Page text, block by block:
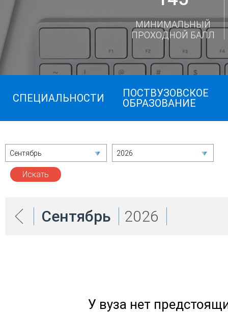
МИНИМАЛЬНЫЙ
ПРОХОДНОЙ БАЛЛ
СПЕЦИАЛЬНОСТИ
ПОСТВУЗОВСКОЕ
ОБРАЗОВАНИЕ
Сентябрь 2026
Сентябрь 2026
У вуза нет